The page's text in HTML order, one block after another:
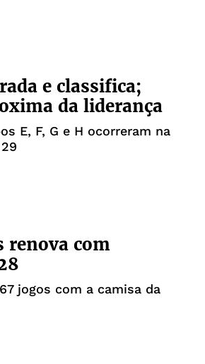
e classifica;
da liderança
E, F, G e H ocorreram na
renova com
jogos com a camisa da